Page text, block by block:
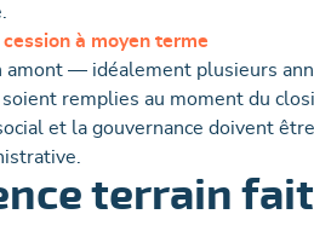
à moyen terme
amont — idéalement plusieurs
remplies au moment du
et la gouvernance doivent
terrain